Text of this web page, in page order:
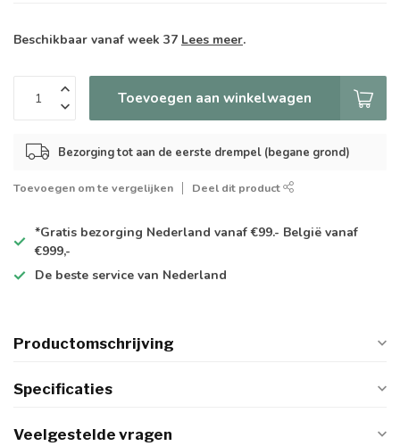
Beschikbaar vanaf week 37 Lees meer.
Toevoegen aan winkelwagen
Bezorging tot aan de eerste drempel (begane grond)
Toevoegen om te vergelijken Deel dit product
*Gratis bezorging Nederland vanaf €99.- België vanaf
€999,-
De beste service van Nederland
Productomschrijving
Specificaties
Veelgestelde vragen